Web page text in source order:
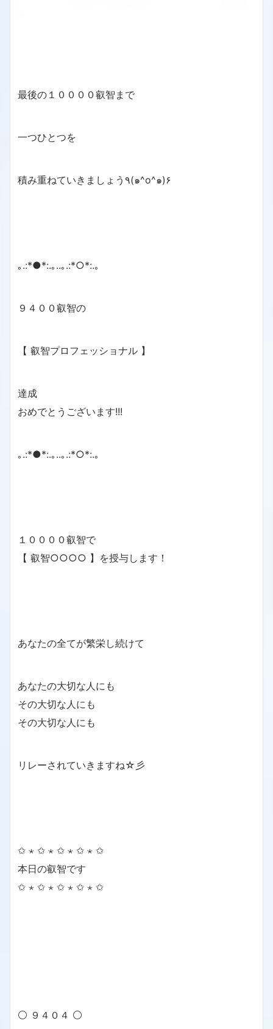
最後の１００００叡智まで
一つひとつを
積み重ねていきましょう٩(๑^o^๑)۶
｡.:*●*:.｡..｡.:*○*:.｡
９４００叡智の
【 叡智プロフェッショナル 】
達成
おめでとうございます!!!
｡.:*●*:.｡..｡.:*○*:.｡
１００００叡智で
【 叡智○○○○ 】を授与します！
あなたの全てが繁栄し続けて
あなたの大切な人にも
その大切な人にも
その大切な人にも
リレーされていきますね☆彡
✩ ⋆ ✩ ⋆ ✩ ⋆ ✩ ⋆ ✩
本日の叡智です
✩ ⋆ ✩ ⋆ ✩ ⋆ ✩ ⋆ ✩
⚪ ９４０４ ⚪